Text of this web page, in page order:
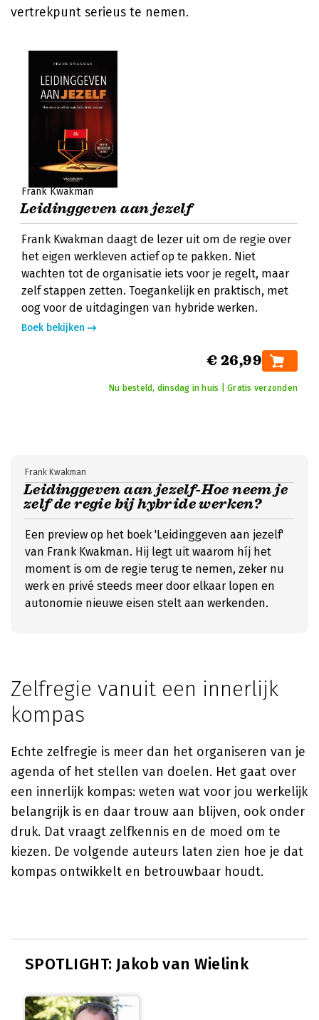
vertrekpunt serieus te nemen.
Frank Kwakman
Leidinggeven aan jezelf
Frank Kwakman daagt de lezer uit om de regie over
het eigen werkleven actief op te pakken. Niet
wachten tot de organisatie iets voor je regelt, maar
zelf stappen zetten. Toegankelijk en praktisch, met
oog voor de uitdagingen van hybride werken.
Boek bekijken
€ 26,99
Nu besteld, dinsdag in huis | Gratis verzonden
Leidinggeven aan jezelf-Hoe neem je
zelf de regie bij hybride werken?
Frank Kwakman
Een preview op het boek 'Leidinggeven aan jezelf'
van Frank Kwakman. Hij legt uit waarom híj het
moment is om de regie terug te nemen, zeker nu
werk en privé steeds meer door elkaar lopen en
autonomie nieuwe eisen stelt aan werkenden.
Zelfregie vanuit een innerlijk
kompas
Echte zelfregie is meer dan het organiseren van je
agenda of het stellen van doelen. Het gaat over
een innerlijk kompas: weten wat voor jou werkelijk
belangrijk is en daar trouw aan blijven, ook onder
druk. Dat vraagt zelfkennis en de moed om te
kiezen. De volgende auteurs laten zien hoe je dat
kompas ontwikkelt en betrouwbaar houdt.
SPOTLIGHT: Jakob van Wielink